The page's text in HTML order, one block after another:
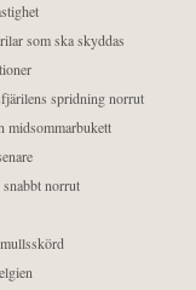
som ska skyddas
spridning norrut
midsommarbukett
norrut